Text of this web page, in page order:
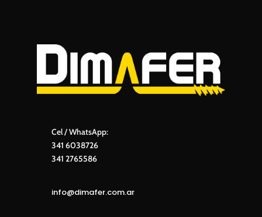
Cel / WhatsApp:
341 6038726
341 2765586
info@dimafer.com.ar